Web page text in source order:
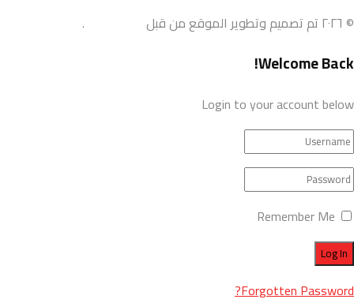
© ٢٠٢٦ تم تصميم وتطوير الموقع من قبل .
Welcome Back!
Login to your account below
Remember Me
Forgotten Password?